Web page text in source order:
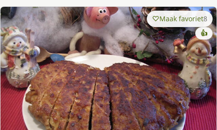
Maak favoriet8
👍